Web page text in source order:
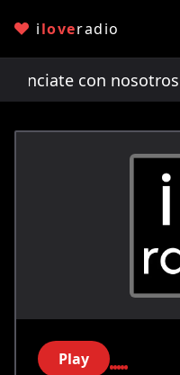
iloveradio
con nosotros.
Play